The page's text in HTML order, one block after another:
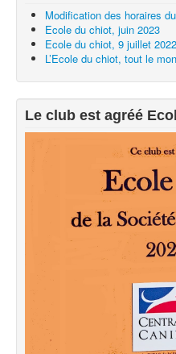
Agility
Evènements
Liens
Modification des horaires
Ecole du chiot, juin 2023
Ecole du chiot, 9 juillet 2022
L’Ecole du chiot, tout le
Le club est agréé